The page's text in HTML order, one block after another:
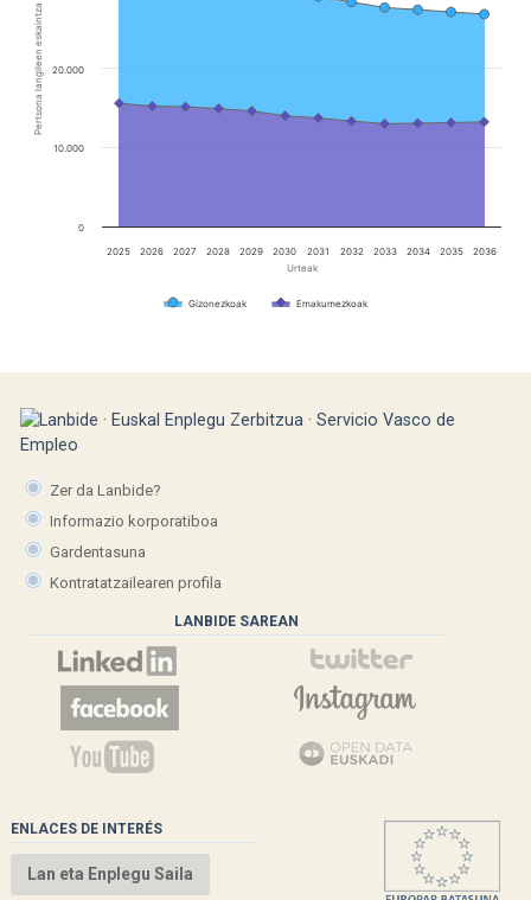
Urteak
Pertsona langileen eskaintza
Gizonezkoak Emakumezkoak
2025 2026 2027 2028 2029 2030 2031 2032 2033 2034 2035 2036
0
10.000
20.000
Zer da Lanbide?
Informazio korporatiboa
Gardentasuna
Kontratatzailearen profila
LANBIDE SAREAN
ENLACES DE INTERÉS
Lan eta Enplegu Saila